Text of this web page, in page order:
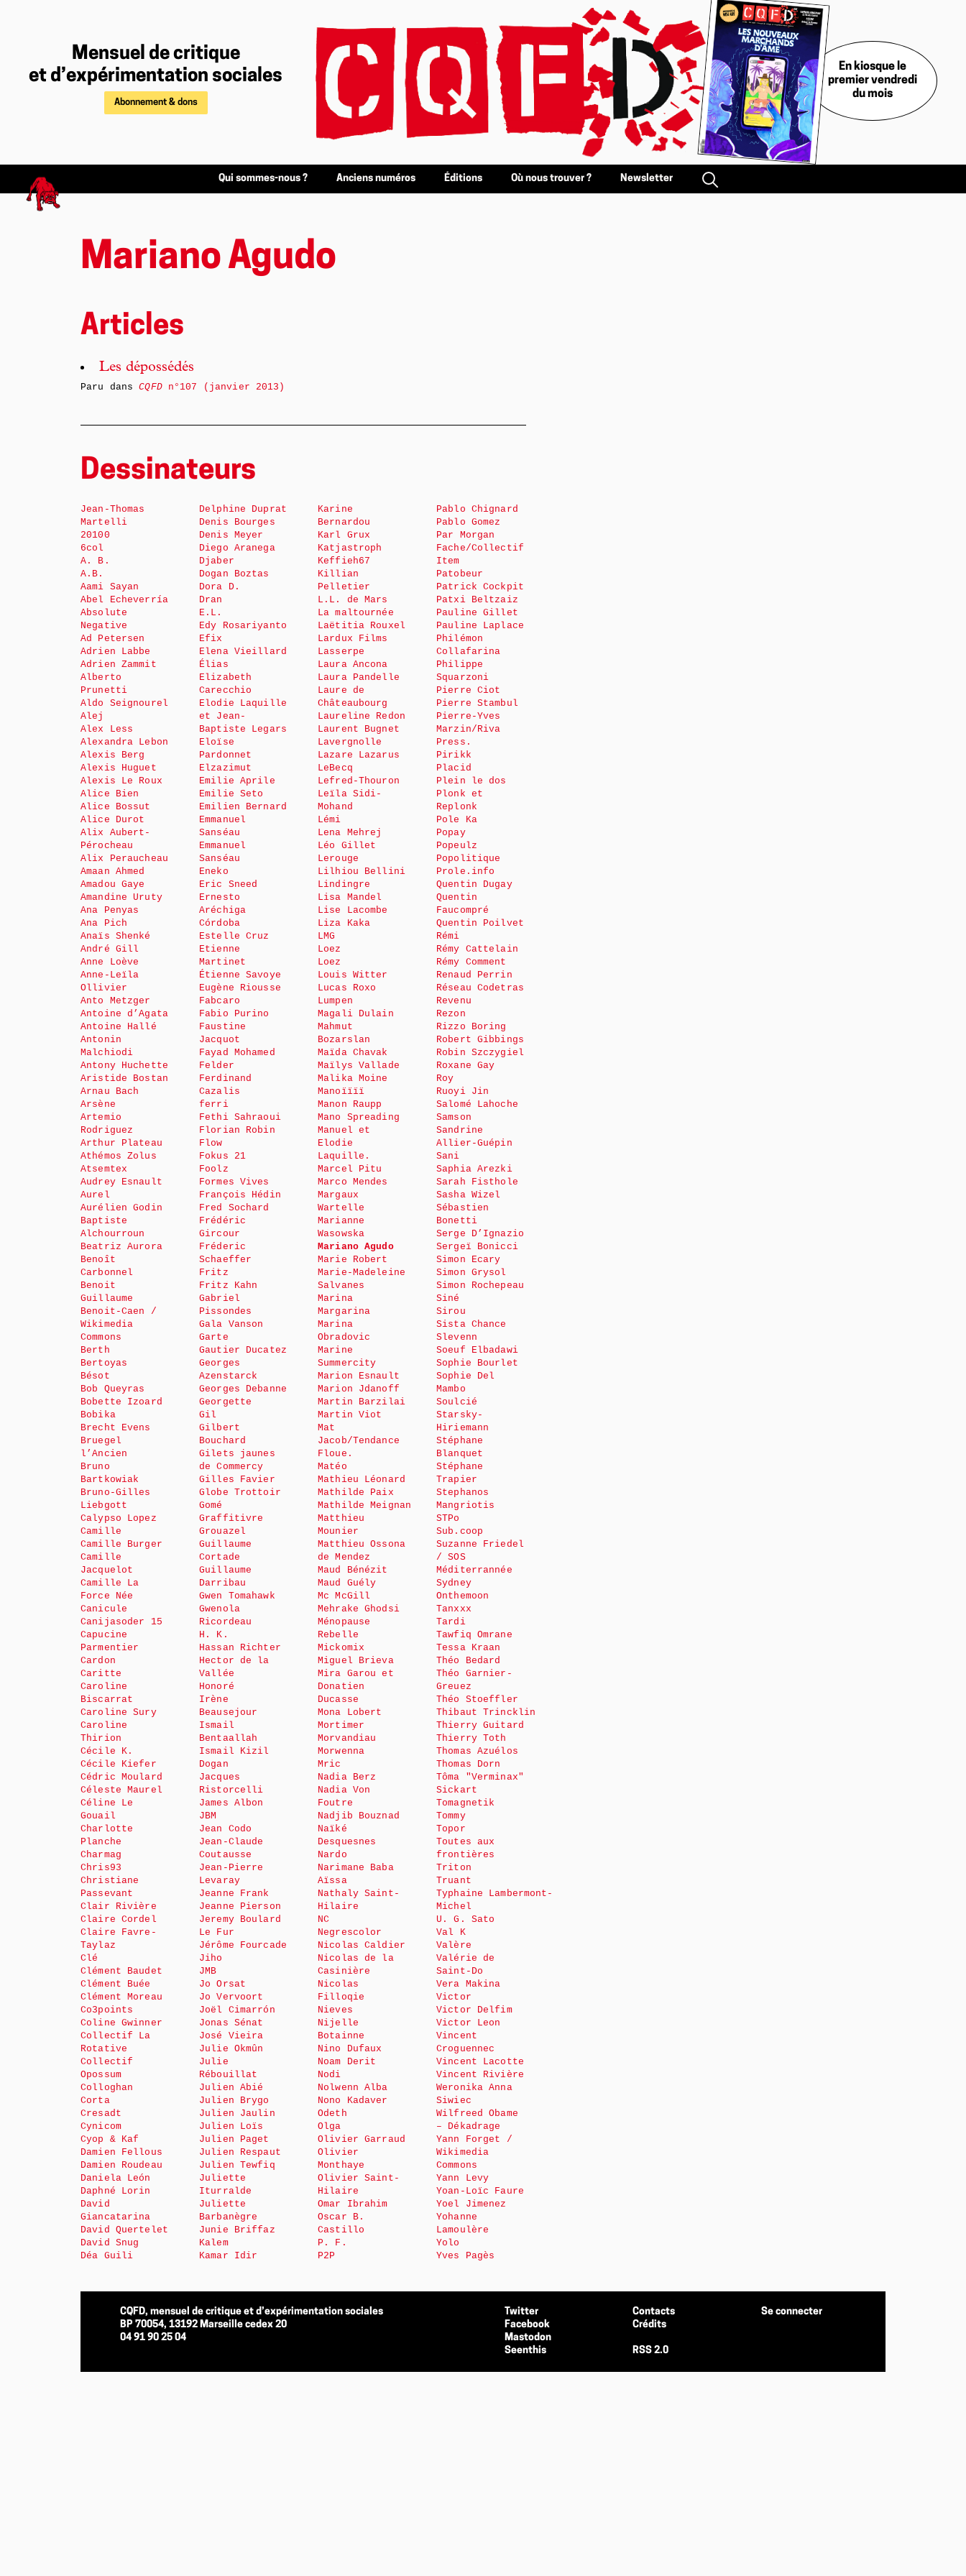
Mensuel de critique
et d’expérimentation sociales
Abonnement & dons
En kiosque le
premier vendredi
du mois
Qui sommes-nous ? Anciens numéros Éditions Où nous trouver ? Newsletter
Mariano Agudo
Articles
Les dépossédés
Paru dansCQFDn°107 (janvier 2013)
Dessinateurs
Jean-Thomas
Martelli
20100
6col
A. B.
A.B.
Aami Sayan
Abel Echeverría
Absolute
Negative
Ad Petersen
Adrien Labbe
Adrien Zammit
Alberto
Prunetti
Aldo Seignourel
Alej
Alex Less
Alexandra Lebon
Alexis Berg
Alexis Huguet
Alexis Le Roux
Alice Bien
Alice Bossut
Alice Durot
Alix Aubert-
Pérocheau
Alix Peraucheau
Amaan Ahmed
Amadou Gaye
Amandine Uruty
Ana Penyas
Ana Pich
Anaïs Shenké
André Gill
Anne Loève
Anne-Leïla
Ollivier
Anto Metzger
Antoine d’Agata
Antoine Hallé
Antonin
Malchiodi
Antony Huchette
Aristide Bostan
Arnau Bach
Arsène
Artemio
Rodriguez
Arthur Plateau
Athémos Zolus
Atsemtex
Audrey Esnault
Aurel
Aurélien Godin
Baptiste
Alchourroun
Beatriz Aurora
Benoît
Carbonnel
Benoit
Guillaume
Benoit-Caen /
Wikimedia
Commons
Berth
Bertoyas
Bésot
Bob Queyras
Bobette Izoard
Bobika
Brecht Evens
Bruegel
l’Ancien
Bruno
Bartkowiak
Bruno-Gilles
Liebgott
Calypso Lopez
Camille
Camille Burger
Camille
Jacquelot
Camille La
Force Née
Canicule
Canijasoder 15
Capucine
Parmentier
Cardon
Caritte
Caroline
Biscarrat
Caroline Sury
Caroline
Thirion
Cécile K.
Cécile Kiefer
Cédric Moulard
Céleste Maurel
Céline Le
Gouail
Charlotte
Planche
Charmag
Chris93
Christiane
Passevant
Clair Rivière
Claire Cordel
Claire Favre-
Taylaz
Clé
Clément Baudet
Clément Buée
Clément Moreau
Co3points
Coline Gwinner
Collectif La
Rotative
Collectif
Opossum
Colloghan
Corta
Cresadt
Cynicom
Cyop & Kaf
Damien Fellous
Damien Roudeau
Daniela León
Daphné Lorin
David
Giancatarina
David Quertelet
David Snug
Déa Guili
Delphine Duprat
Denis Bourges
Denis Meyer
Diego Aranega
Djaber
Dogan Boztas
Dora D.
Dran
E.L.
Edy Rosariyanto
Efix
Elena Vieillard
Élias
Elizabeth
Carecchio
Elodie Laquille
et Jean-
Baptiste Legars
Eloïse
Pardonnet
Elzazimut
Emilie Aprile
Emilie Seto
Emilien Bernard
Emmanuel
Sanséau
Emmanuel
Sanséau
Eneko
Eric Sneed
Ernesto
Aréchiga
Córdoba
Estelle Cruz
Etienne
Martinet
Étienne Savoye
Eugène Riousse
Fabcaro
Fabio Purino
Faustine
Jacquot
Fayad Mohamed
Felder
Ferdinand
Cazalis
ferri
Fethi Sahraoui
Florian Robin
Flow
Fokus 21
Foolz
Formes Vives
François Hédin
Fred Sochard
Frédéric
Gircour
Fréderic
Schaeffer
Fritz
Fritz Kahn
Gabriel
Pissondes
Gala Vanson
Garte
Gautier Ducatez
Georges
Azenstarck
Georges Debanne
Georgette
Gil
Gilbert
Bouchard
Gilets jaunes
de Commercy
Gilles Favier
Globe Trottoir
Gomé
Graffitivre
Grouazel
Guillaume
Cortade
Guillaume
Darribau
Gwen Tomahawk
Gwenola
Ricordeau
H. K.
Hassan Richter
Hector de la
Vallée
Honoré
Irène
Beausejour
Ismail
Bentaallah
Ismail Kizil
Dogan
Jacques
Ristorcelli
James Albon
JBM
Jean Codo
Jean-Claude
Coutausse
Jean-Pierre
Levaray
Jeanne Frank
Jeanne Pierson
Jeremy Boulard
Le Fur
Jérôme Fourcade
Jiho
JMB
Jo Orsat
Jo Vervoort
Joël Cimarrón
Jonas Sénat
José Vieira
Julie Okmûn
Julie
Rébouillat
Julien Abié
Julien Brygo
Julien Jaulin
Julien Loïs
Julien Paget
Julien Respaut
Julien Tewfiq
Juliette
Iturralde
Juliette
Barbanègre
Junie Briffaz
Kalem
Kamar Idir
Karine
Bernardou
Karl Grux
Katjastroph
Keffieh67
Killian
Pelletier
L.L. de Mars
La maltournée
Laëtitia Rouxel
Lardux Films
Lasserpe
Laura Ancona
Laura Pandelle
Laure de
Châteaubourg
Laureline Redon
Laurent Bugnet
Lavergnolle
Lazare Lazarus
LeBecq
Lefred-Thouron
Leïla Sidi-
Mohand
Lémi
Lena Mehrej
Léo Gillet
Lerouge
Lilhiou Bellini
Lindingre
Lisa Mandel
Lise Lacombe
Liza Kaka
LMG
Loez
Loez
Louis Witter
Lucas Roxo
Lumpen
Magali Dulain
Mahmut
Bozarslan
Maïda Chavak
Maïlys Vallade
Malika Moine
Manoïïïï
Manon Raupp
Mano Spreading
Manuel et
Elodie
Laquille.
Marcel Pitu
Marco Mendes
Margaux
Wartelle
Marianne
Wasowska
Mariano Agudo
Marie Robert
Marie-Madeleine
Salvanes
Marina
Margarina
Marina
Obradovic
Marine
Summercity
Marion Esnault
Marion Jdanoff
Martin Barzilai
Martin Viot
Mat
Jacob/Tendance
Floue.
Matéo
Mathieu Léonard
Mathilde Paix
Mathilde Meignan
Matthieu
Mounier
Matthieu Ossona
de Mendez
Maud Bénézit
Maud Guély
Mc McGill
Mehrake Ghodsi
Ménopause
Rebelle
Mickomix
Miguel Brieva
Mira Garou et
Donatien
Ducasse
Mona Lobert
Mortimer
Morvandiau
Morwenna
Mric
Nadia Berz
Nadia Von
Foutre
Nadjib Bouznad
Naïké
Desquesnes
Nardo
Narimane Baba
Aïssa
Nathaly Saint-
Hilaire
NC
Negrescolor
Nicolas Caldier
Nicolas de la
Casinière
Nicolas
Filloqie
Nieves
Nijelle
Botainne
Nino Dufaux
Noam Derit
Nodi
Nolwenn Alba
Nono Kadaver
Odeth
Olga
Olivier Garraud
Olivier
Monthaye
Olivier Saint-
Hilaire
Omar Ibrahim
Oscar B.
Castillo
P. F.
P2P
Pablo Chignard
Pablo Gomez
Par Morgan
Fache/Collectif
Item
Patobeur
Patrick Cockpit
Patxi Beltzaiz
Pauline Gillet
Pauline Laplace
Philémon
Collafarina
Philippe
Squarzoni
Pierre Ciot
Pierre Stambul
Pierre-Yves
Marzin/Riva
Press.
Pirikk
Placid
Plein le dos
Plonk et
Replonk
Pole Ka
Popay
Popeulz
Popolitique
Prole.info
Quentin Dugay
Quentin
Faucompré
Quentin Poilvet
Rémi
Rémy Cattelain
Rémy Comment
Renaud Perrin
Réseau Codetras
Revenu
Rezon
Rizzo Boring
Robert Gibbings
Robin Szczygiel
Roxane Gay
Roy
Ruoyi Jin
Salomé Lahoche
Samson
Sandrine
Allier-Guépin
Sani
Saphia Arezki
Sarah Fisthole
Sasha Wizel
Sébastien
Bonetti
Serge D’Ignazio
Sergeï Bonicci
Simon Ecary
Simon Grysol
Simon Rochepeau
Siné
Sirou
Sista Chance
Slevenn
Soeuf Elbadawi
Sophie Bourlet
Sophie Del
Mambo
Soulcié
Starsky-
Hiriemann
Stéphane
Blanquet
Stéphane
Trapier
Stephanos
Mangriotis
STPo
Sub.coop
Suzanne Friedel
/ SOS
Méditerrannée
Sydney
Onthemoon
Tanxxx
Tardi
Tawfiq Omrane
Tessa Kraan
Théo Bedard
Théo Garnier-
Greuez
Théo Stoeffler
Thibaut Trincklin
Thierry Guitard
Thierry Toth
Thomas Azuélos
Thomas Dorn
Tôma "Verminax"
Sickart
Tomagnetik
Tommy
Topor
Toutes aux
frontières
Triton
Truant
Typhaine Lambermont-
Michel
U. G. Sato
Val K
Valère
Valérie de
Saint-Do
Vera Makina
Victor
Victor Delfim
Victor Leon
Vincent
Croguennec
Vincent Lacotte
Vincent Rivière
Weronika Anna
Siwiec
Wilfreed Obame
– Dékadrage
Yann Forget /
Wikimedia
Commons
Yann Levy
Yoan-Loïc Faure
Yoel Jimenez
Yohanne
Lamoulère
Yolo
Yves Pagès
CQFD, mensuel de critique et d’expérimentation sociales
BP 70054, 13192 Marseille cedex 20
04 91 90 25 04
Twitter
Facebook
Mastodon
Seenthis
Contacts
Crédits
RSS 2.0
Se connecter